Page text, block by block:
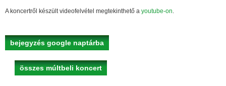
A koncertről készült videofelvétel megtekinthető a youtube-on.
bejegyzés google naptárba
összes múltbeli koncert